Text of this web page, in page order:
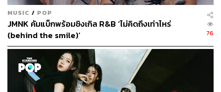
ABOUT THE AUTHOR
ใยรัก ชุติอังกูร
นักเขียนผู้ชอบถ่ายทอดเรื่องราวผ่านตัวอักษร
MUSIC / POP
JMNK คัมแบ็กพร้อมซิงเกิล R&B ‘ไม่คิดถึงเท่าไหร่
(behind the smile)’
76